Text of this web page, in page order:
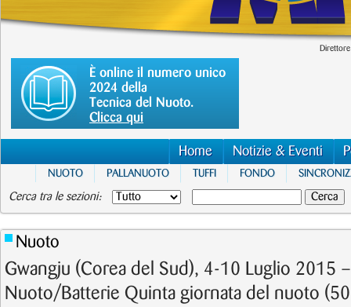
È online il numero unico
2024 della
Tecnica del Nuoto.
Clicca qui
Home Notizie & Eventi
NUOTO PALLANUOTO TUFFI FONDO
Cerca tra le sezioni:
Nuoto
Gwangju (Corea del Sud), 4-10 Luglio 2015
Nuoto/Batterie Quinta giornata del nuoto